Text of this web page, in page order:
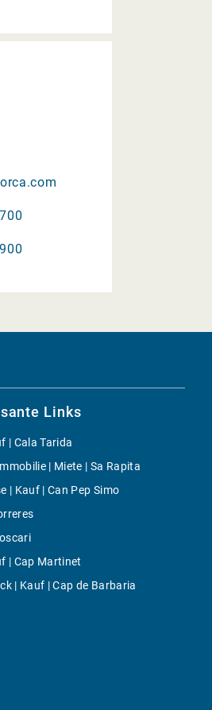
Links
| Cala Tarida
| Miete | Sa Rapita
| Kauf | Can Pep Simo
| Cap Martinet
| Kauf | Cap de Barbaria